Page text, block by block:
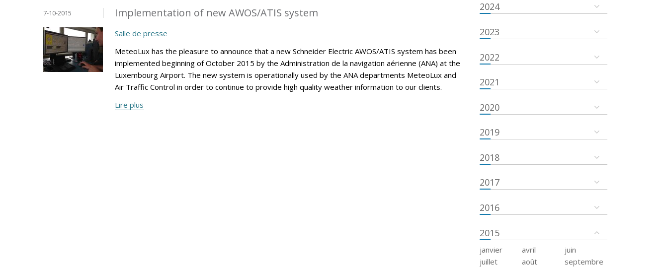
Implementation of new AWOS/ATIS system
7-10-2015
Salle de presse
MeteoLux has the pleasure to announce that a new Schneider Electric AWOS/ATIS system has been
implemented beginning of October 2015 by the Administration de la navigation aérienne (ANA) at the
Luxembourg Airport. The new system is operationally used by the ANA departments MeteoLux and
Air Traffic Control in order to continue to provide high quality weather information to our clients.
Lire plus
2024
2023
2022
2021
2020
2019
2018
2017
2016
2015
janvier avril
juin
juillet
août
septembre